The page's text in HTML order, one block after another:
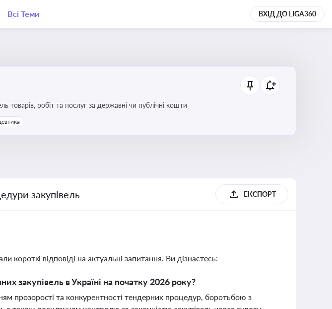
Всі Теми ВХІД ДО LIGA360
товарів, робіт та послуг за державні чи публічні кошти
закупівель ЕКСПОРТ
короткі відповіді на актуальні запитання. Ви дізнаєтесь:
закупівель в Україні на початку 2026 року?
прозорості та конкурентності тендерних процедур, боротьбою з